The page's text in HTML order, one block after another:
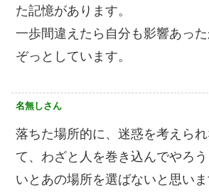
た記憶があります。
一歩間違えたら自分も影響あっ
ぞっとしています。
名無しさん
落ちた場所的に、迷惑を考えら
て、わざと人を巻き込んでやろ
いとあの場所を選ばないと思いま